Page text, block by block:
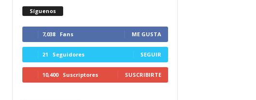
Síguenos
7,038 Fans ME GUSTA
21 Seguidores SEGUIR
10,400 Suscriptores SUSCRIBIRTE